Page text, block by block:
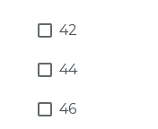
42
44
46